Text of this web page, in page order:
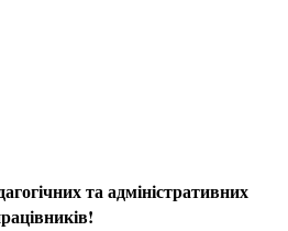
та адміністративних